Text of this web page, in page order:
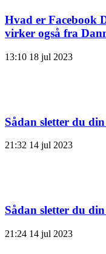
Hvad er Facebook
virker også fra
13:10 18 jul 2023
Sådan sletter du
21:32 14 jul 2023
Sådan sletter du
21:24 14 jul 2023